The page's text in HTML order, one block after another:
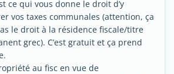
ce qui vous donne le droit d’y
vos taxes communales (attention, ça
le droit à la résidence fiscale/titre
grec). C’est gratuit et ça prend
au fisc en vue de